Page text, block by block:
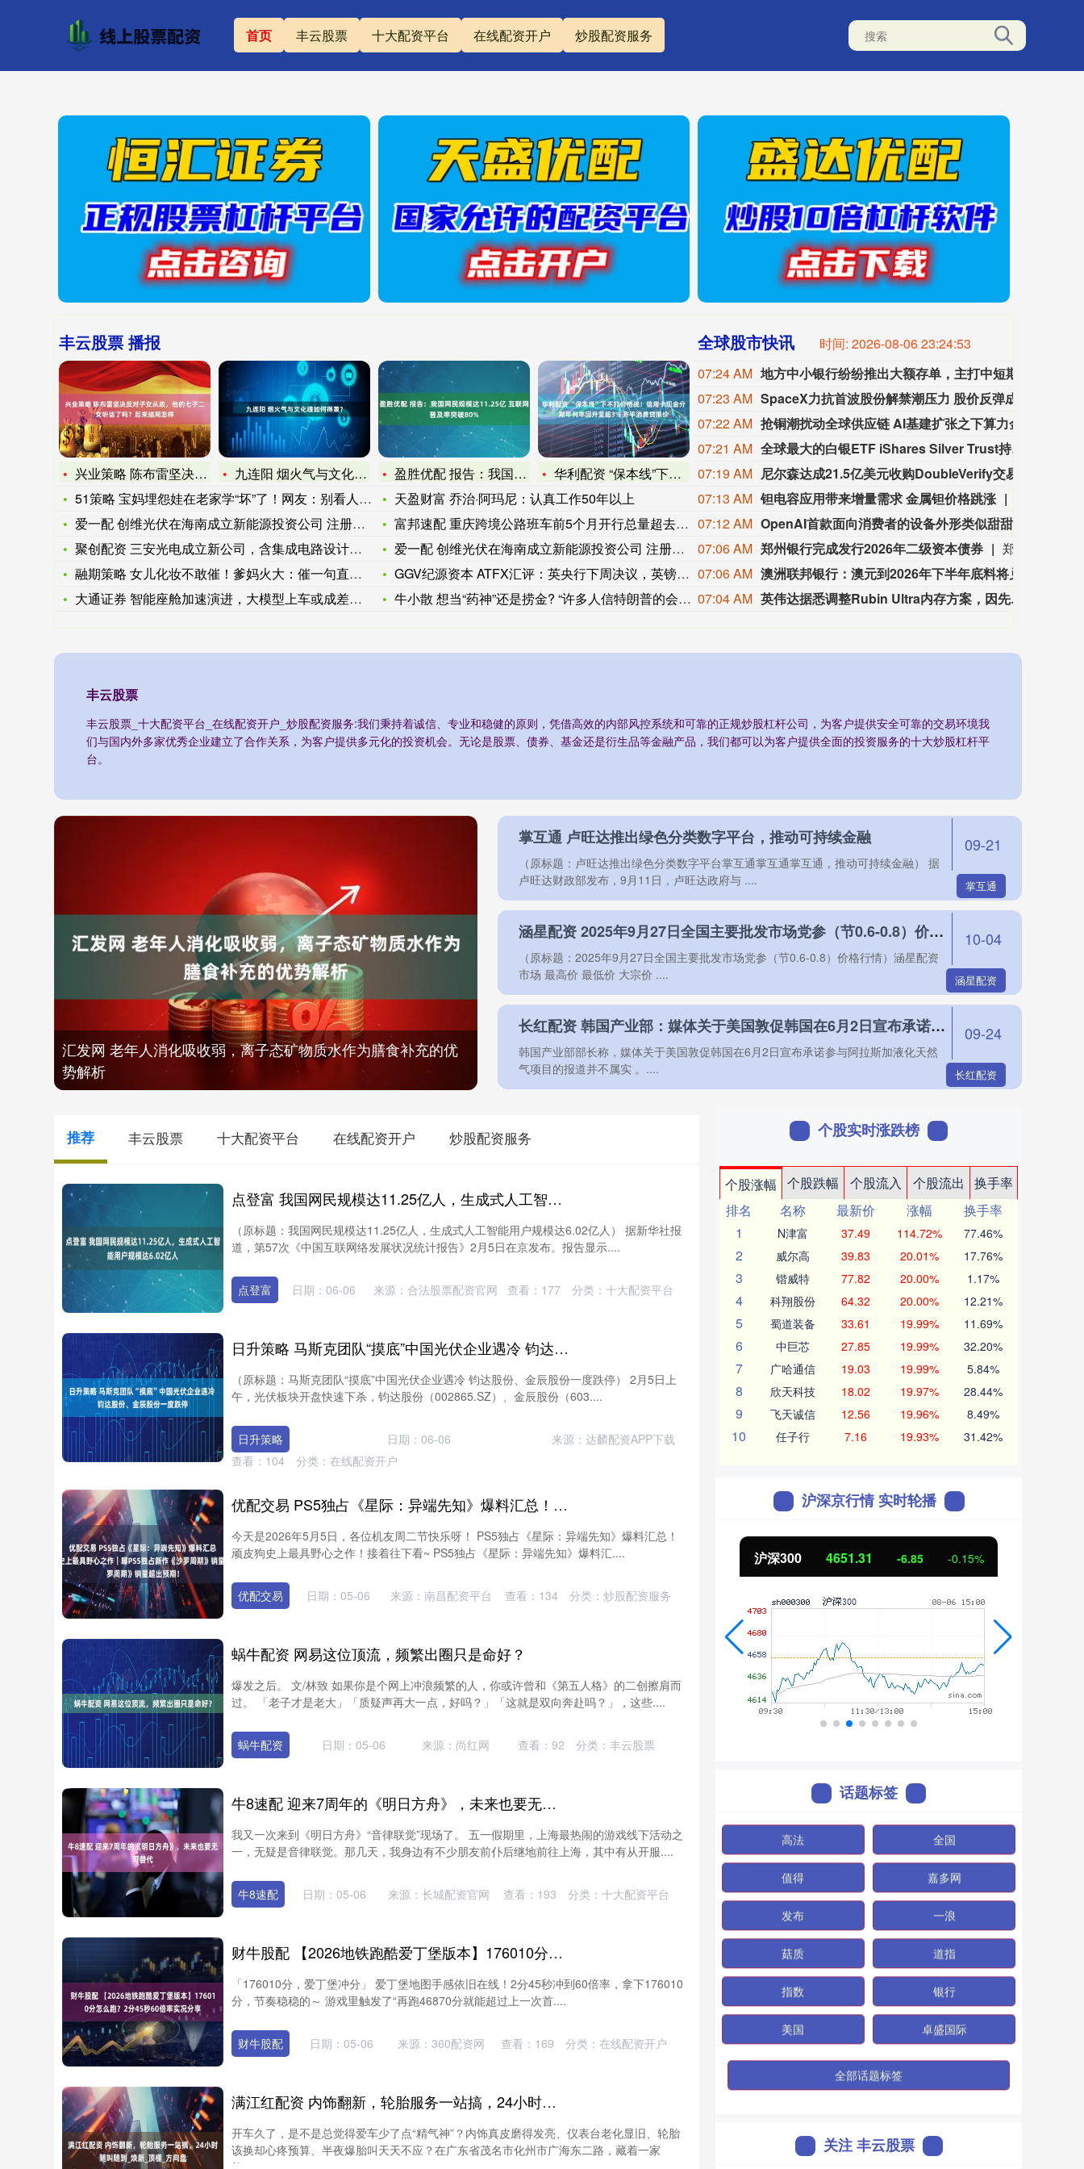
首页 丰云股票 十大配资平台 在线配资开户 炒股配资服务
丰云股票 播报
兴业策略 陈布雷坚决反对子女从政，他的七子二女听话了吗？后来
九连阳 烟火气与文化魂如何得兼？
51策略 宝妈埋怨娃在老家学“坏”了！网友：别看人小，可会看
爱一配 创维光伏在海南成立新能源投资公司 注册资本1亿
聚创配资 三安光电成立新公司，含集成电路设计业务
融期策略 女儿化妆不敢催！爹妈火大：催一句直接甩脸色，不走亲
大通证券 智能座舱加速演进，大模型上车或成差异化竞争关键
盈胜优配 报告：我国网民规模达11.25亿 互联网普及率突破
华利配资 “保本线”下不打价格战！信用卡现金分期年利率回升至
天盈财富 乔治·阿玛尼：认真工作50年以上
富邦速配 重庆跨境公路班车前5个月开行总量超去年全年
爱一配 创维光伏在海南成立新能源投资公司 注册资本1亿
GGV纪源资本 ATFX汇评：英央行下周决议，英镑跌穿近半年
牛小散 想当“药神”还是捞金? “许多人信特朗普的会花更多钱
全球股市快讯 时间: 2026-08-06 23:24:55
07:24 AM
07:23 AM
07:22 AM
07:21 AM
全球最大的白银ETF iShares Silver Trust持仓量较前日增加42.17吨
07:19 AM
07:13 AM 钽电容应用带来增量需求 金属钽价格跳涨
07:12 AM
07:06 AM 郑州银行完成发行2026年二级资本债券
07:06 AM
07:04 AM
英伟达据悉调整Rubin Ultra内存方案，因先进存储供应面临压力
丰云股票
丰云股票_十大配资平台_在线配资开户_炒股配资服务:我们秉持着诚信、专业和稳健的原则，凭借高效的内部风控系统和可靠的正规炒股杠杆公司，为客户提供安全可靠的交易环境我
们与国内外多家优秀企业建立了合作关系，为客户提供多元化的投资机会。无论是股票、债券、基金还是衍生品等金融产品，我们都可以为客户提供全面的投资服务的十大炒股杠杆平
台。
汇发网 老年人消化吸收弱，离子态矿物质水作为膳食补充的优
势解析
掌互通 卢旺达推出绿色分类数字平台，推动可持续金融
（原标题：卢旺达推出绿色分类数字平台掌互通掌互通掌互通，推动可持续金融） 据
卢旺达财政部发布，9月11日，卢旺达政府与 ....
09-21
掌互通
涵星配资 2025年9月27日全国主要批发市场党参（节0.6-0.8）价格行情
（原标题：2025年9月27日全国主要批发市场党参（节0.6-0.8）价格行情）涵星配资
市场 最高价 最低价 大宗价 ....
10-04
涵星配资
长红配资 韩国产业部：媒体关于美国敦促韩国在6月2日宣布承诺参与阿拉斯加液化天然气项目的报道并不属实
韩国产业部部长称，媒体关于美国敦促韩国在6月2日宣布承诺参与阿拉斯加液化天然
气项目的报道并不属实 。....
09-24
长红配资
推荐 丰云股票 十大配资平台 在线配资开户 炒股配资服务
点登富 我国网民规模达11.25亿人，生成式人工智能用户规模达6.02亿人
（原标题：我国网民规模达11.25亿人，生成式人工智能用户规模达6.02亿人） 据新华社报
道，第57次《中国互联网络发展状况统计报告》2月5日在京发布。报告显示....
点登富 日期：06-06 来源：合法股票配资官网 查看： 177 分类： 十大配资平台
日升策略 马斯克团队“摸底”中国光伏企业遇冷 钧达股份、金辰股份一度跌停
（原标题：马斯克团队“摸底”中国光伏企业遇冷 钧达股份、金辰股份一度跌停） 2月5日上
午，光伏板块开盘快速下杀，钧达股份（002865.SZ）、金辰股份（603....
日升策略 日期：06-06
来源：达麟配资APP下载
查看： 104 分类： 在线配资开户
优配交易 PS5独占《星际：异端先知》爆料汇总！顽皮狗史上最具野心之作｜曝PS5独占新作《沙罗周期》销量超出预期！
今天是2026年5月5日，各位机友周二节快乐呀！ PS5独占《星际：异端先知》爆料汇总！
顽皮狗史上最具野心之作！接着往下看~ PS5独占《星际：异端先知》爆料汇....
优配交易 日期：05-06 来源：南昌配资平台 查看： 134 分类： 炒股配资服务
蜗牛配资 网易这位顶流，频繁出圈只是命好？
爆发之后。 文/林致 如果你是个网上冲浪频繁的人，你或许曾和《第五人格》的二创擦肩而
过。 「老子才是老大」「质疑声再大一点，好吗？」「这就是双向奔赴吗？」，这些....
蜗牛配资 日期：05-06 来源：尚红网 查看： 92 分类： 丰云股票
牛8速配 迎来7周年的《明日方舟》，未来也要无可替代
我又一次来到《明日方舟》“音律联觉”现场了。 五一假期里，上海最热闹的游戏线下活动之
一，无疑是音律联觉。那几天，我身边有不少朋友前仆后继地前往上海，其中有从开服....
牛8速配 日期：05-06 来源：长城配资官网 查看： 193 分类： 十大配资平台
财牛股配 【2026地铁跑酷爱丁堡版本】176010分怎么跑？2分45秒60倍率实况分享
「176010分，爱丁堡冲分」 爱丁堡地图手感依旧在线！2分45秒冲到60倍率，拿下176010
分，节奏稳稳的～ 游戏里触发了“再跑46870分就能超过上一次首....
财牛股配 日期：05-06 来源：360配资网 查看： 169 分类： 在线配资开户
满江红配资 内饰翻新，轮胎服务一站搞，24小时随叫随到_焕新_顶棚_方向盘
开车久了，是不是总觉得爱车少了点“精气神”？内饰真皮磨得发亮、仪表台老化显旧、轮胎
该换却心疼预算、半夜爆胎叫天天不应？在广东省茂名市化州市广海东二路，藏着一家
个股实时涨跌榜
个股涨幅 个股跌幅 个股流入 个股流出
换手率
排名
名称 最新价 涨幅
换手率
1
N津富 37.49 114.72% 77.46%
2 威尔高 39.83 20.01% 17.76%
3 锴威特 77.82 20.00% 1.17%
4 科翔股份 64.32 20.00% 12.21%
5 蜀道装备 33.61 19.99% 11.69%
6 中巨芯 27.85 19.99% 32.20%
7 广哈通信 19.03 19.99% 5.84%
8 欣天科技 18.02 19.97% 28.44%
9 飞天诚信 12.56 19.96% 8.49%
10 任子行 7.16 19.93% 31.42%
沪深京行情 实时轮播
0.57% 深证成指 14110.12 -34.08 -0.24% 沪深300 4651.31 -6.85 北证50 1122.88 3.42 0.30%
话题标签
高法 全国
值得 嘉多网
发布 一浪
菇质 道指
指数 银行
美国 卓盛国际
全部话题标签
关注 丰云股票